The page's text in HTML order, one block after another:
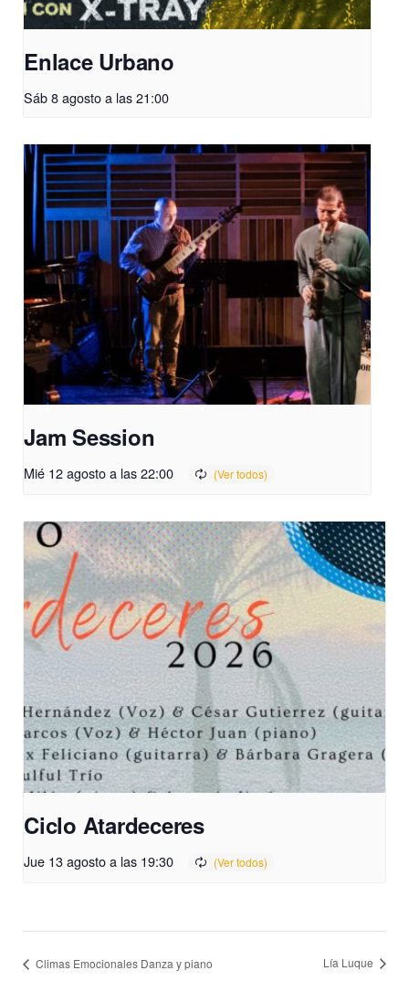
Enlace Urbano
Sáb 8 agosto a las 21:00
Jam Session
Mié 12 agosto a las 22:00
Ciclo Atardeceres
Jue 13 agosto a las 19:30
Climas Emocionales Danza y piano
Lía Luque